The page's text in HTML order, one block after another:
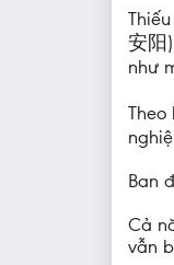
安阳
như
Ban
Cả
vẫn